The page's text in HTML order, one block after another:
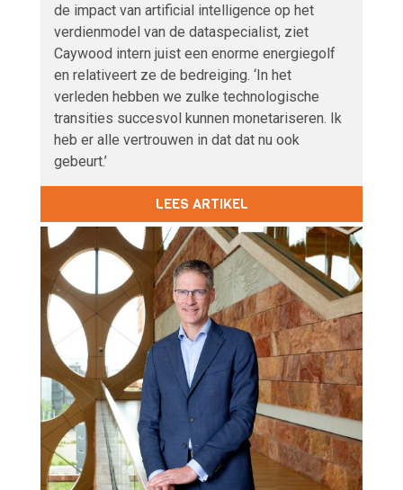
de impact van artificial intelligence op het
verdienmodel van de dataspecialist, ziet
Caywood intern juist een enorme energiegolf
en relativeert ze de bedreiging. ‘In het
verleden hebben we zulke technologische
transities succesvol kunnen monetariseren. Ik
heb er alle vertrouwen in dat dat nu ook
gebeurt.’
LEES ARTIKEL